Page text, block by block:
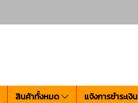
สินค้าทั้งหมด แจ้งการชำระเงิน